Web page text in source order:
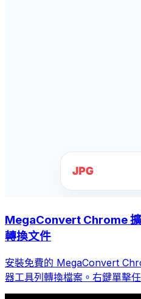
MegaConvert Chrome
轉換文件
安裝免費的 MegaConvert
器工具列轉換檔案。右鍵單擊
Chrome 存取所有工具。